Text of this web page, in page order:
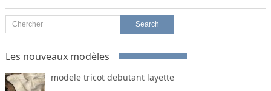
Les nouveaux modèles
modele tricot debutant layette